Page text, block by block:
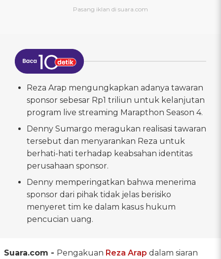
Reza Arap mengungkapkan adanya tawaran
sponsor sebesar Rp1 triliun untuk kelanjutan
program live streaming Marapthon Season 4.
Denny Sumargo meragukan realisasi tawaran
tersebut dan menyarankan Reza untuk
berhati-hati terhadap keabsahan identitas
perusahaan sponsor.
Denny memperingatkan bahwa menerima
sponsor dari pihak tidak jelas berisiko
menyeret tim ke dalam kasus hukum
pencucian uang.
Suara.com - Pengakuan Reza Arap dalam siaran